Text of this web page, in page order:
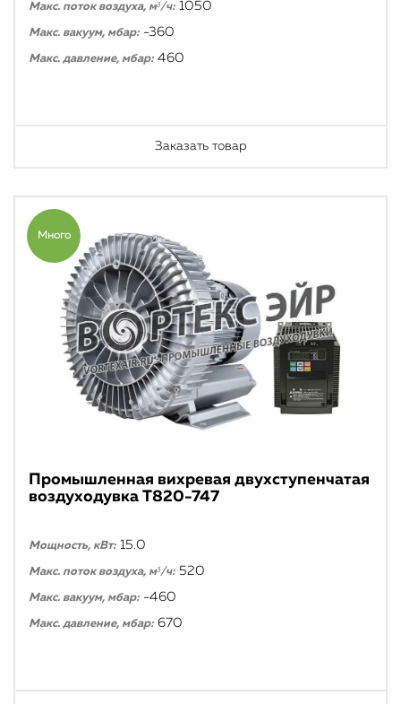
Макс. поток воздуха, м³/ч: 1050
Макс. вакуум, мбар: -360
Макс. давление, мбар: 460
Заказать товар
Много
Промышленная вихревая двухступенчатая
воздуходувка T820-747
Мощность, кВт: 15.0
Макс. поток воздуха, м³/ч: 520
Макс. вакуум, мбар: -460
Макс. давление, мбар: 670